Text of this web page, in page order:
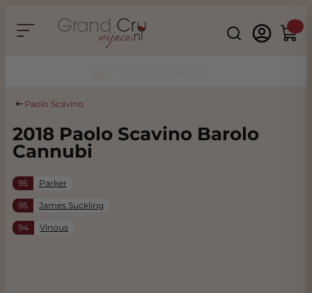
Search
Paolo Scavino
2018 Paolo Scavino Barolo
Cannubi
95 Parker
95 James Suckling
94 Vinous